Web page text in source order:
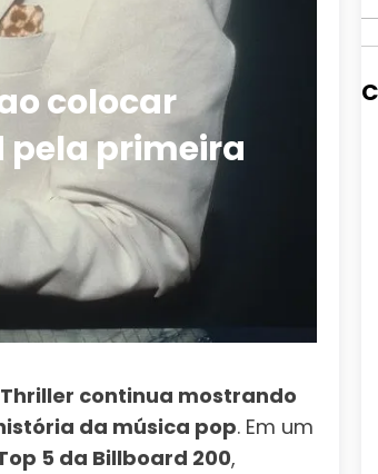
colocar
pela primeira
Thriller continua mostrando
da música pop. Em um
5 da Billboard 200,